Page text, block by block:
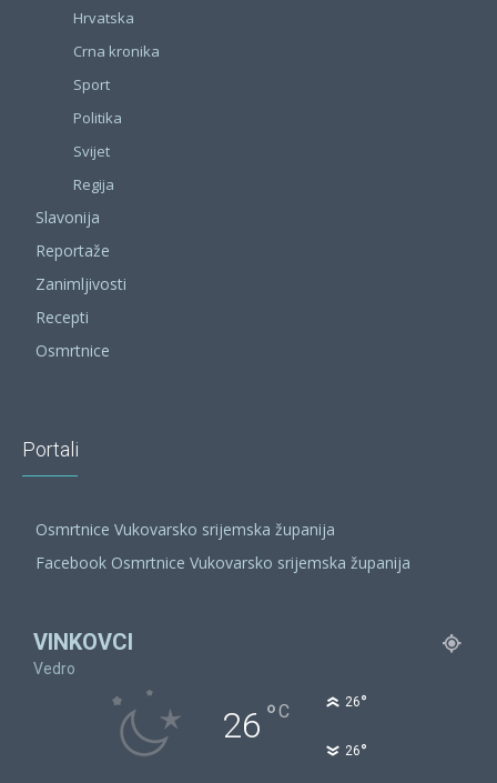
Hrvatska
Crna kronika
Sport
Politika
Svijet
Regija
Slavonija
Reportaže
Zanimljivosti
Recepti
Osmrtnice
Portali
Osmrtnice Vukovarsko srijemska županija
Facebook Osmrtnice Vukovarsko srijemska županija
VINKOVCI
Vedro
26 °C 26°
26°